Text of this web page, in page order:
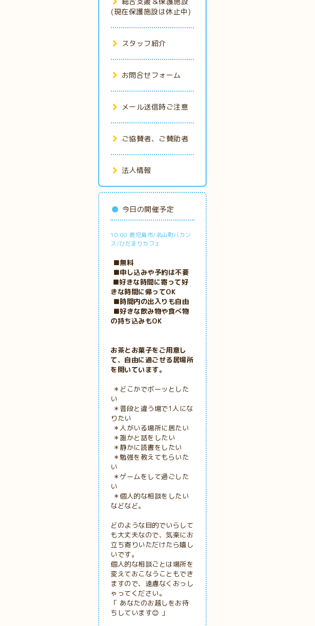
(現在保護施設は休止中)
スタッフ紹介
お問合せフォーム
メール送信時ご注意
ご協賛者、ご賛助者
法人情報
今日の開催予定
10:00 鹿児島市/名山町バカン
ス/ひだまりカフェ
■無料
■申し込みや予約は不要
■好きな時間に寄って好
きな時間に帰ってOK
■時間内の出入りも自由
■好きな飲み物や食べ物
の持ち込みもOK
お茶とお菓子をご用意し
て、自由に過ごせる居場所
を開いています。
＊どこかでボーッとした
い
＊普段と違う場で1人にな
りたい
＊人がいる場所に居たい
＊誰かと話をしたい
＊静かに読書をしたい
＊勉強を教えてもらいた
い
＊ゲームをして過ごした
い
＊個人的な相談をしたい
などなど。
どのような目的でいらして
も大丈夫なので、気楽にお
立ち寄りいただけたら嬉し
いです。
個人的な相談ごとは場所を
変えておこなうこともでき
ますので、遠慮なくおっし
ゃってください。
「 あなたのお越しをお待
ちしています😊 」